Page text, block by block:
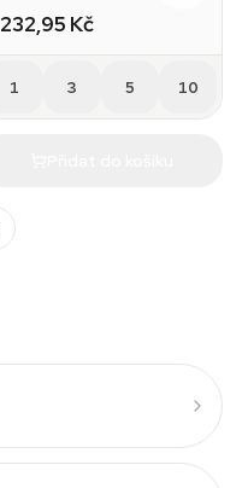
232,95 Kč
1 3 5 10